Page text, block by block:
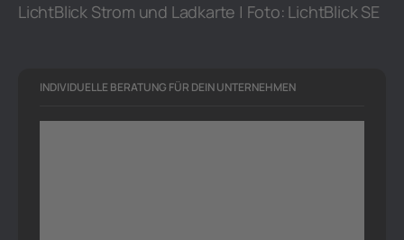
LichtBlick Strom und Ladkarte | Foto: LichtBlick SE
INDIVIDUELLE BERATUNG FÜR DEIN UNTERNEHMEN